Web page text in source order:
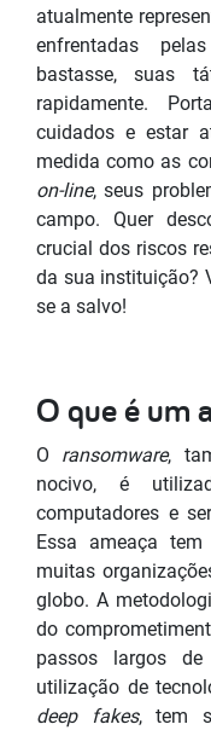
atualmente
enfrentadas
bastasse, suas
rapidamente.
cuidados e estar
medida como as
on-line, seus
campo. Quer
crucial dos riscos
da sua instituição?
se a salvo!
O que é um
O ransomware,
nocivo, é
computadores e
Essa ameaça
muitas
globo. A
do
passos largos
utilização de
deep fakes, tem